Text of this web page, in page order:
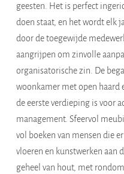
geesten. Het is perfect
doen staat, en het wordt elk
door de toegewijde
aangrijpen om zinvolle
organisatorische zin. De
woonkamer met open haard
de eerste verdieping is voor
management. Sfeervol
vol boeken van mensen die
vloeren en kunstwerken aan
geheel van hout, met